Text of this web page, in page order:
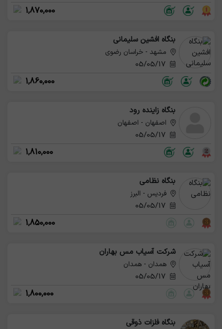
1,870,000
بنگاه افشین سلیمانی
مشهد - خراسان رضوی
05/05/17
1,860,000
بنگاه زاینده رود
اصفهان - اصفهان
05/05/17
1,810,000
بنگاه نظامی
فردیس - البرز
05/05/17
1,850,000
شرکت آسیاب مس بهاران
همدان - همدان
05/05/17
1,800,000
بنگاه فلزات ذوقی